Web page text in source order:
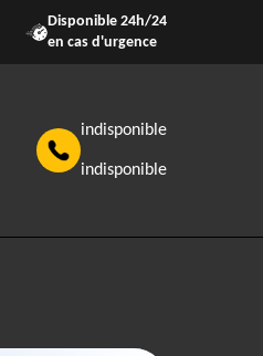
Disponible 24h/24
en cas d'urgence
indisponible
indisponible